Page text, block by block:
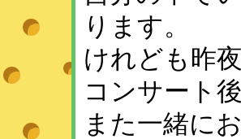
ります。
けれども昨
コンサート
また一緒に